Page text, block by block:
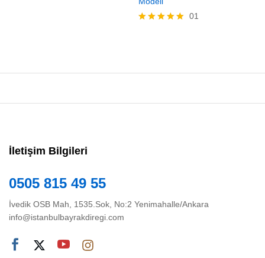
01
İletişim Bilgileri
0505 815 49 55
İvedik OSB Mah, 1535.Sok, No:2 Yenimahalle/Ankara
info@istanbulbayrakdiregi.com